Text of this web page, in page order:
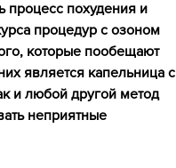
процесс похудения и
процедур с озоном
которые пообещают
является капельница с
и любой другой метод
неприятные